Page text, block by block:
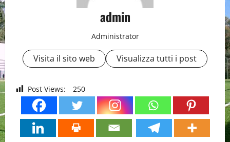
admin
Administrator
Visita il sito web Visualizza tutti i post
Post Views: 250